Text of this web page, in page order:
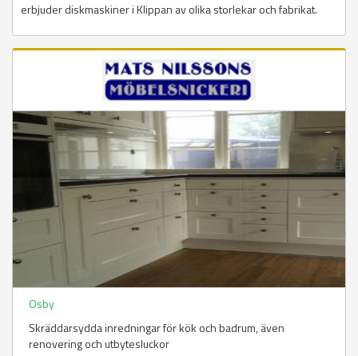
erbjuder diskmaskiner i Klippan av olika storlekar och fabrikat.
Osby
Skräddarsydda inredningar för kök och badrum, även
renovering och utbytesluckor